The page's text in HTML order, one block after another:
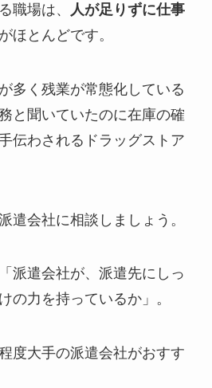
職場は、
人が足りずに仕事
がほとんどです。
多く残業が常態化している
と聞いていたのに在庫の確
伝わされるドラッグストア
遣会社に相談しましょう。
派遣会社が、派遣先にしっ
の力を持っているか」。
度大手の派遣会社がおすす